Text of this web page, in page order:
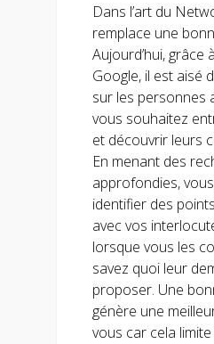
Dans l’art du
remplace une
Aujourd’hui, grâce
Google, il est aisé
sur les personnes
vous souhaitez
et découvrir leurs
En menant des
approfondies,
identifier des
avec vos
lorsque vous les
savez quoi leur
proposer. Une
génère une
vous car cela